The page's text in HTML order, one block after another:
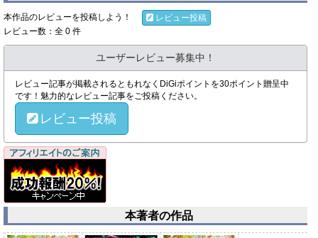
本作品のレビューを投稿しよう！
レビュー投稿
レビュー数：全 0 件
ユーザーレビュー募集中！
レビュー記事が掲載されるともれなくDiGiポイントを30ポイント贈呈中
です！魅力的なレビュー記事をご投稿ください。
レビュー投稿
本著者の作品